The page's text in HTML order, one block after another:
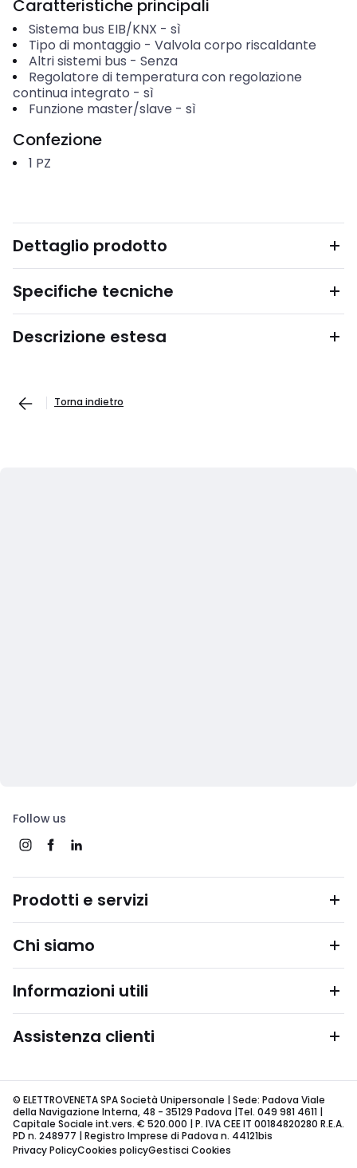
Caratteristiche principali
Sistema bus EIB/KNX - sì
Tipo di montaggio - Valvola corpo riscaldante
Altri sistemi bus - Senza
Regolatore di temperatura con regolazione
continua integrato - sì
Funzione master/slave - sì
Confezione
1 PZ
Dettaglio prodotto
Specifiche tecniche
Descrizione estesa
Torna indietro
Follow us
Prodotti e servizi
Chi siamo
Informazioni utili
Assistenza clienti
© ELETTROVENETA SPA Società Unipersonale | Sede: Padova Viale
della Navigazione Interna, 48 - 35129 Padova |Tel. 049 981 4611 |
Capitale Sociale int.vers. € 520.000 | P. IVA CEE IT 00184820280 R.E.A.
PD n. 248977 | Registro Imprese di Padova n. 44121bis
Privacy PolicyCookies policyGestisci Cookies